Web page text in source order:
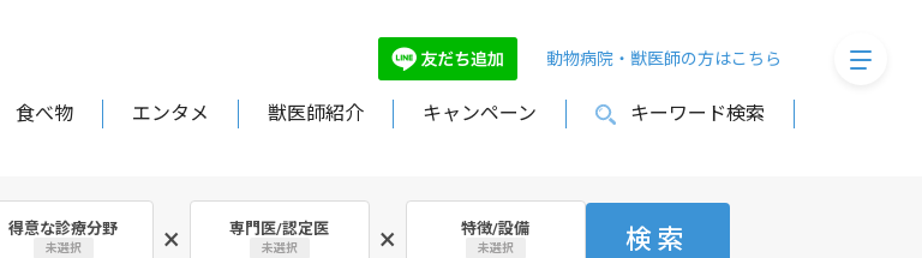
動物病院・獣医師の方はこちら
食べ物 エンタメ 獣医師紹介 キャンペーン キーワード検索
得意な診療分野
未選択 × 専門医/認定医
未選択 × 特徴/設備
未選択 検索